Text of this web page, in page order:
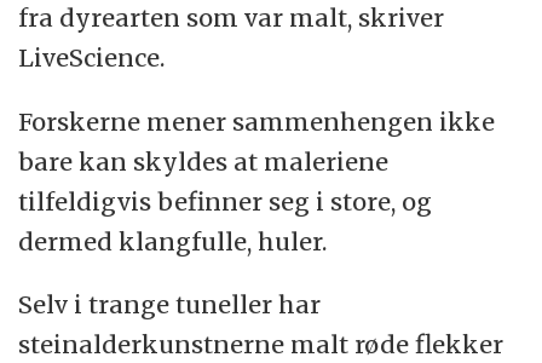
fra dyrearten som var malt, skriver
LiveScience.
Forskerne mener sammenhengen ikke
bare kan skyldes at maleriene
tilfeldigvis befinner seg i store, og
dermed klangfulle, huler.
Selv i trange tuneller har
steinalderkunstnerne malt røde flekker